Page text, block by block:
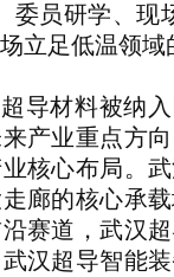
委员研学、现
立足低温领域
导材料被纳
产业重点方
核心布局。
廊的核心承
赛道，武汉
汉超导智能